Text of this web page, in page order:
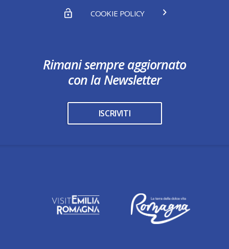
COOKIE POLICY
Rimani sempre aggiornato
con la Newsletter
ISCRIVITI